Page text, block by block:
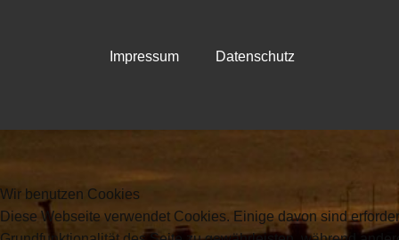
Impressum Datenschutz
Wir benutzen Cookies
Diese Webseite verwendet Cookies. Einige davon sind